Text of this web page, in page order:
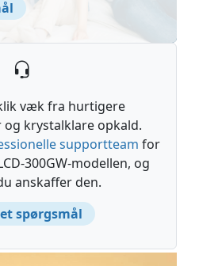
væk fra hurtigere
krystalklare opkald.
supportteam for
300GW-modellen, og
anskaffer den.
spørgsmål